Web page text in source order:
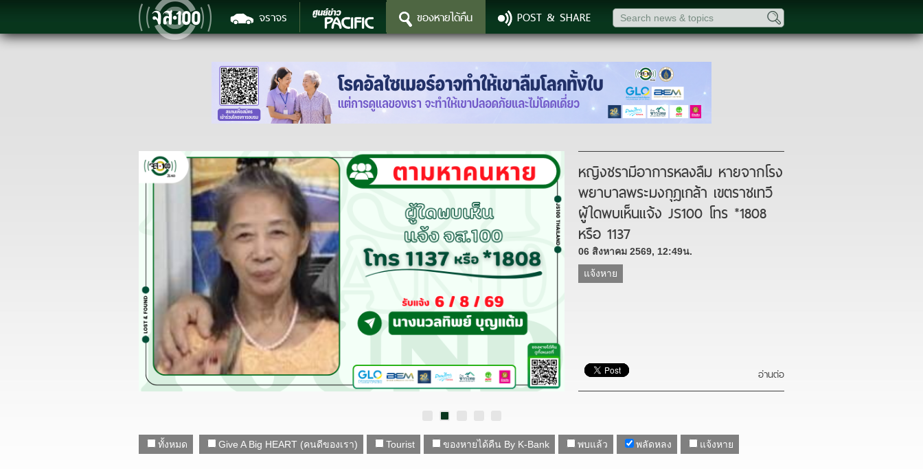
จราจร ของหายได้คืน POST & SHARE
หญิงชรามีอาการหลงลืม หายจากโรง
พยาบาลพระมงกุฎเกล้า เขตราชเทวี
ผู้ใดพบเห็นแจ้ง JS100 โทร *1808
หรือ 1137
06 สิงหาคม 2569, 12:49น.
แจ้งหาย
อ่านต่อ
ทั้งหมด Give A Big HEART (คนดีของเรา) Tourist ของหายได้คืน By K-Bank พบแล้ว พลัดหลง แจ้งหาย